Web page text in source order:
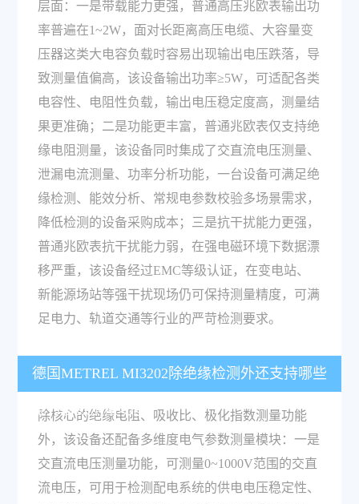
层面：一是带载能力更强，普通高压兆欧表输出功
率普遍在1~2W，面对长距离高压电缆、大容量变
压器这类大电容负载时容易出现输出电压跌落，导
致测量值偏高，该设备输出功率≥5W，可适配各类
电容性、电阻性负载，输出电压稳定度高，测量结
果更准确；二是功能更丰富，普通兆欧表仅支持绝
缘电阻测量，该设备同时集成了交直流电压测量、
泄漏电流测量、功率分析功能，一台设备可满足绝
缘检测、能效分析、常规电参数校验多场景需求，
降低检测的设备采购成本；三是抗干扰能力更强，
普通兆欧表抗干扰能力弱，在强电磁环境下数据漂
移严重，该设备经过EMC等级认证，在变电站、
新能源场站等强干扰现场仍可保持测量精度，可满
足电力、轨道交通等行业的严苛检测要求。
德国METREL MI3202除绝缘检测外还支持哪些
电力参数测量功能？
除核心的绝缘电阻、吸收比、极化指数测量功能
外，该设备还配备多维度电气参数测量模块：一是
交直流电压测量功能，可测量0~1000V范围的交直
流电压，可用于检测配电系统的供电电压稳定性、